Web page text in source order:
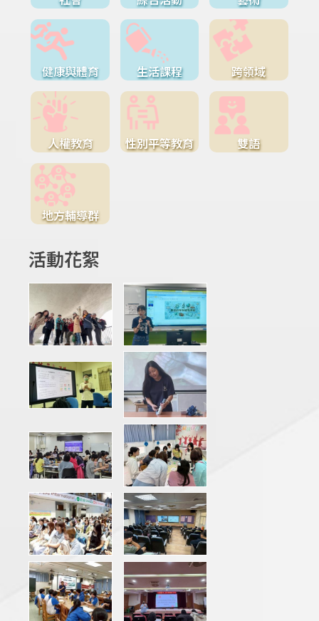
健康與體育 生活課程 跨領域
人權教育 性別平等教育 雙語
地方輔導群
活動花絮